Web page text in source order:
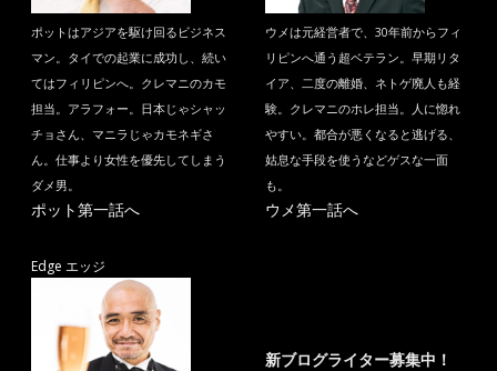
ポットはアジアを駆け回るビジネス
マン。タイでの起業に成功し、続い
てはフィリピンへ。クレマニのカモ
担当。アラフォー。日本じゃシャッ
チョさん、マニラじゃカモネギさ
ん。仕事より女性を優先してしまう
ダメ男。
ポット第一話へ
ウメは元経営者で、30年前からフィ
リピンへ通う超ベテラン。早期リタ
イア、二度の離婚、ネトゲ廃人も経
験。クレマニのホレ担当。人に惚れ
やすい。都合が悪くなると逃げる、
姑息な手段を使うなどゲスな一面
も。
ウメ第一話へ
Edge エッジ
新ブログライター募集中！